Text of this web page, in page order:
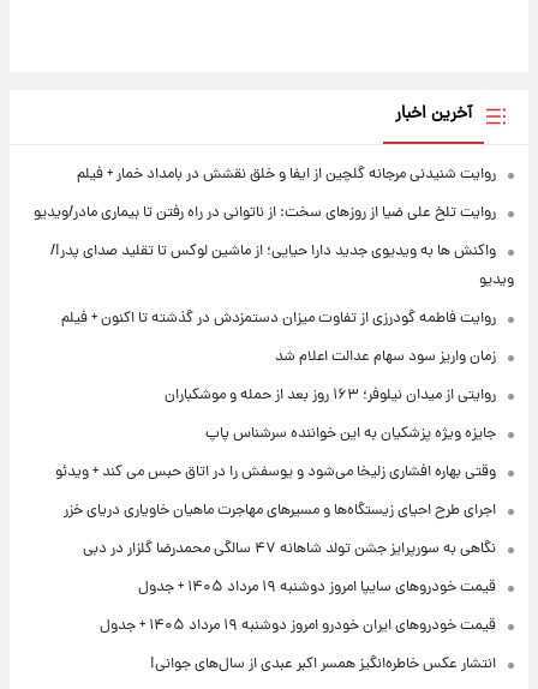
آخرین اخبار
روایت شنیدنی مرجانه گلچین از ایفا و خلق نقشش در بامداد خمار + فیلم
روایت تلخ علی ضیا از روزهای سخت: از ناتوانی در راه رفتن تا بیماری مادر/ویدیو
واکنش ها به ویدیوی جدید دارا حیایی؛ از ماشین لوکس تا تقلید صدای پدر!/
ویدیو
روایت فاطمه گودرزی از تفاوت میزان دستمزدش در گذشته تا اکنون + فیلم
زمان واریز سود سهام عدالت اعلام شد
روایتی از میدان نیلوفر؛ ۱۶۳ روز بعد از حمله و موشکباران
جایزه ویژه پزشکیان به این خواننده سرشناس پاپ
وقتی بهاره افشاری زلیخا می‌شود و یوسفش را در اتاق حبس می کند + ویدئو
اجرای طرح احیای زیستگاه‌ها و مسیرهای مهاجرت ماهیان خاویاری دریای خزر
نگاهی به سورپرایز جشن تولد شاهانه ۴۷ سالگی محمدرضا گلزار در دبی
قیمت خودروهای سایپا امروز دوشنبه ۱۹ مرداد ۱۴۰۵ + جدول
قیمت خودروهای ایران خودرو امروز دوشنبه ۱۹ مرداد ۱۴۰۵ + جدول
انتشار عکس خاطره‌انگیز همسر اکبر عبدی از سال‌های جوانی!